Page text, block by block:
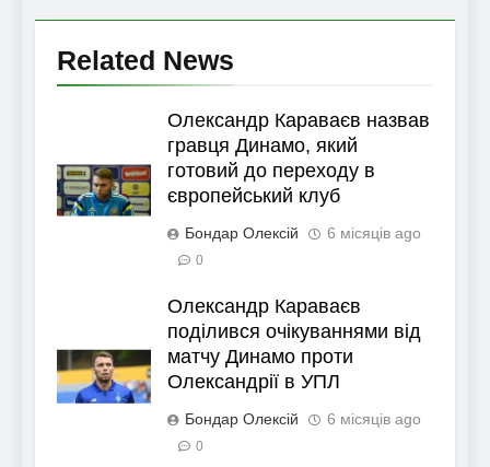
Related News
Олександр Караваєв назвав
гравця Динамо, який
готовий до переходу в
європейський клуб
Бондар Олексій 6 місяців ago
0
Олександр Караваєв
поділився очікуваннями від
матчу Динамо проти
Олександрії в УПЛ
Бондар Олексій 6 місяців ago
0